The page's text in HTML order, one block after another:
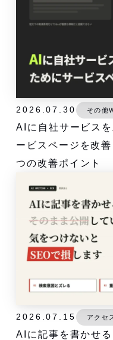
2026.07.30 その他
AIに自社サービス
ービスページを改
つの改善ポイント
2026.07.15 アクセ
AIに記事を書かせ